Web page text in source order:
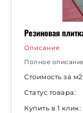
Резиновая
Описание
Полное
Стоимость за м2:
Статус товара:
Купить в 1 клик: